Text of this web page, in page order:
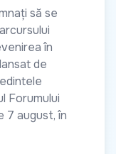
să se
în
de
Forumului
7 august, în